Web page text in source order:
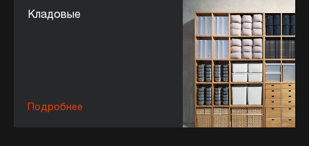
Кладовые
Подробнее